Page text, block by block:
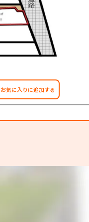
お気に入りに追加する